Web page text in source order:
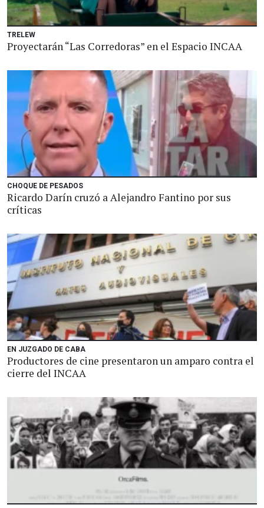
TRELEW
Proyectarán “Las Corredoras” en el Espacio INCAA
CHOQUE DE PESADOS
Ricardo Darín cruzó a Alejandro Fantino por sus
críticas
EN JUZGADO DE CABA
Productores de cine presentaron un amparo contra el
cierre del INCAA